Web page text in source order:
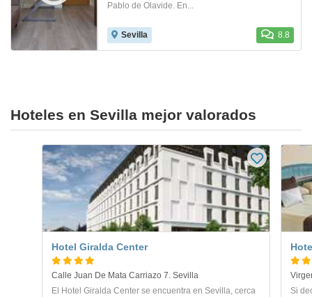
Pablo de Olavide. En...
Sevilla 8.8
Hoteles en Sevilla mejor valorados
Hotel Giralda Center
Calle Juan De Mata Carriazo 7. Sevilla
El Hotel Giralda Center se encuentra en Sevilla, cerca
Si